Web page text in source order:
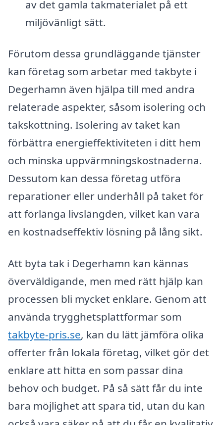
av det gamla takmaterialet på ett
miljövänligt sätt.
Förutom dessa grundläggande tjänster
kan företag som arbetar med takbyte i
Degerhamn även hjälpa till med andra
relaterade aspekter, såsom isolering och
takskottning. Isolering av taket kan
förbättra energieffektiviteten i ditt hem
och minska uppvärmningskostnaderna.
Dessutom kan dessa företag utföra
reparationer eller underhåll på taket för
att förlänga livslängden, vilket kan vara
en kostnadseffektiv lösning på lång sikt.
Att byta tak i Degerhamn kan kännas
överväldigande, men med rätt hjälp kan
processen bli mycket enklare. Genom att
använda trygghetsplattformar som
takbyte-pris.se, kan du lätt jämföra olika
offerter från lokala företag, vilket gör det
enklare att hitta en som passar dina
behov och budget. På så sätt får du inte
bara möjlighet att spara tid, utan du kan